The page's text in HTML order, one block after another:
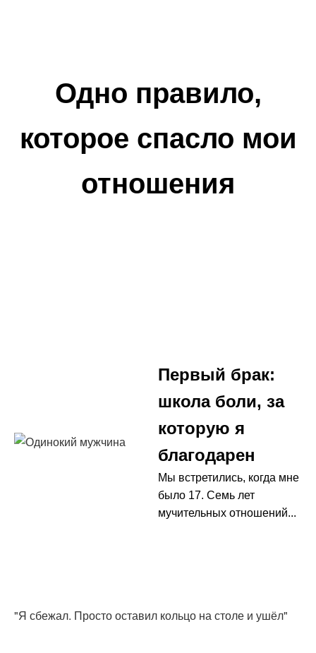
Одно правило,
которое спасло мои
отношения
Первый брак:
школа боли, за
которую я
благодарен
Мы встретились, когда мне
было 17. Семь лет
мучительных отношений...
"Я сбежал. Просто оставил кольцо на столе и ушёл"